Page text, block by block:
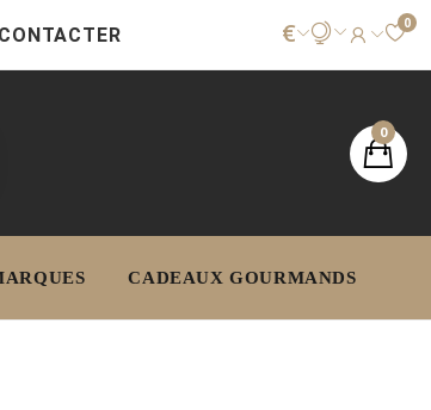
€ 0
0
CADEAUX GOURMANDS